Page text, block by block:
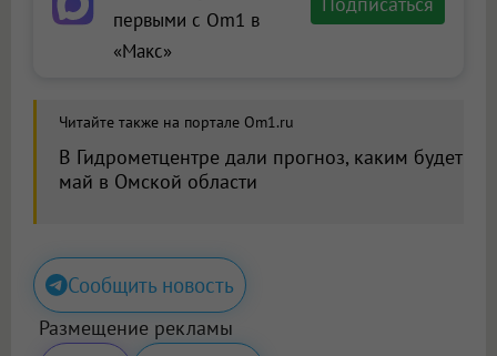
первыми с Om1 в
«Макс»
Читайте также на портале Om1.ru
В Гидрометцентре дали прогноз, каким будет
май в Омской области
Сообщить новость
Размещение рекламы